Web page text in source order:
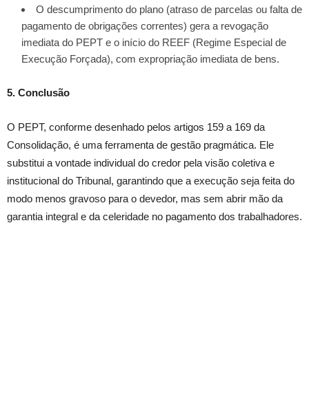
O descumprimento do plano (atraso de parcelas ou falta de
pagamento de obrigações correntes) gera a revogação
imediata do PEPT e o início do REEF (Regime Especial de
Execução Forçada), com expropriação imediata de bens.
5. Conclusão
O PEPT, conforme desenhado pelos artigos 159 a 169 da
Consolidação, é uma ferramenta de gestão pragmática. Ele
substitui a vontade individual do credor pela visão coletiva e
institucional do Tribunal, garantindo que a execução seja feita do
modo menos gravoso para o devedor, mas sem abrir mão da
garantia integral e da celeridade no pagamento dos trabalhadores.